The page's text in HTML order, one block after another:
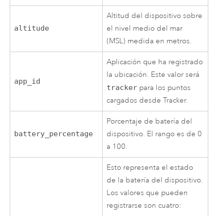
altitude
Altitud del dispositivo sobre
el nivel medio del mar
(MSL) medida en metros.
app_id
Aplicación que ha registrado
la ubicación. Este valor será
tracker para los puntos
cargados desdeTracker.
battery_percentage
Porcentaje de batería del
dispositivo. El rango es de 0
a 100.
Esto representa el estado
de la batería del dispositivo.
Los valores que pueden
registrarse son cuatro: